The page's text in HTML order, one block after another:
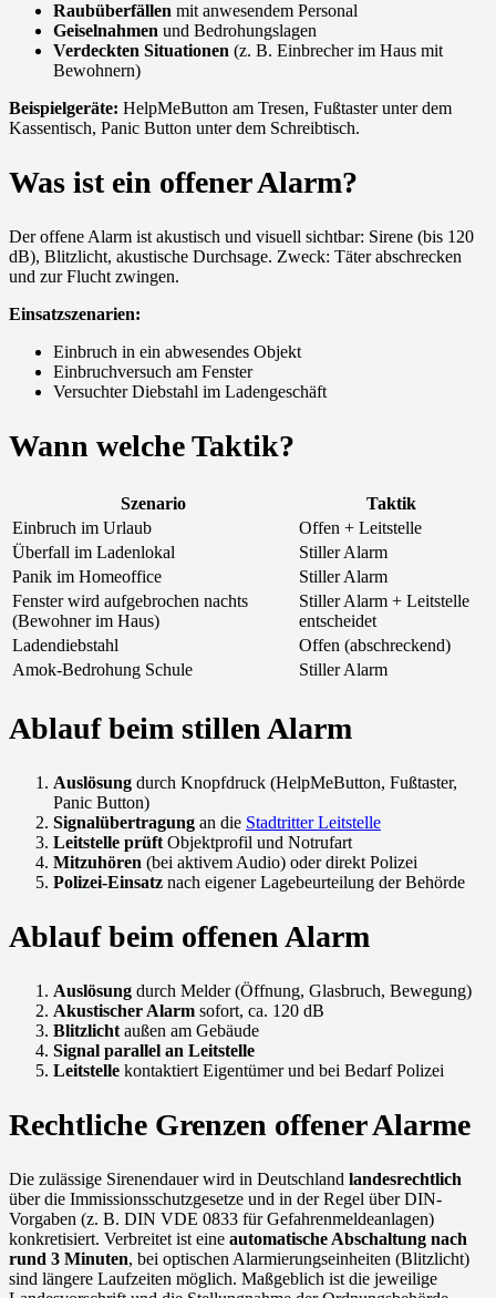
Raubüberfällen mit anwesendem Personal
Geiselnahmen und Bedrohungslagen
Verdeckten Situationen (z. B. Einbrecher im Haus mit
Bewohnern)
Beispielgeräte: HelpMeButton am Tresen, Fußtaster unter dem
Kassentisch, Panic Button unter dem Schreibtisch.
Was ist ein offener Alarm?
Der offene Alarm ist akustisch und visuell sichtbar: Sirene (bis 120
dB), Blitzlicht, akustische Durchsage. Zweck: Täter abschrecken
und zur Flucht zwingen.
Einsatzszenarien:
Einbruch in ein abwesendes Objekt
Einbruchversuch am Fenster
Versuchter Diebstahl im Ladengeschäft
Wann welche Taktik?
Szenario
Taktik
Einbruch im Urlaub
Offen + Leitstelle
Überfall im Ladenlokal
Stiller Alarm
Panik im Homeoffice
Stiller Alarm
Fenster wird aufgebrochen nachts
(Bewohner im Haus)
Stiller Alarm + Leitstelle
entscheidet
Ladendiebstahl
Offen (abschreckend)
Amok-Bedrohung Schule
Stiller Alarm
Ablauf beim stillen Alarm
Auslösung durch Knopfdruck (HelpMeButton, Fußtaster,
Panic Button)
Signalübertragung an die Stadtritter Leitstelle
Leitstelle prüft Objektprofil und Notrufart
Mitzuhören (bei aktivem Audio) oder direkt Polizei
Polizei-Einsatz nach eigener Lagebeurteilung der Behörde
Ablauf beim offenen Alarm
Auslösung durch Melder (Öffnung, Glasbruch, Bewegung)
Akustischer Alarm sofort, ca. 120 dB
Blitzlicht außen am Gebäude
Signal parallel an Leitstelle
Leitstelle kontaktiert Eigentümer und bei Bedarf Polizei
Rechtliche Grenzen offener Alarme
Die zulässige Sirenendauer wird in Deutschland landesrechtlich
über die Immissionsschutzgesetze und in der Regel über DIN-
Vorgaben (z. B. DIN VDE 0833 für Gefahrenmeldeanlagen)
konkretisiert. Verbreitet ist eine automatische Abschaltung nach
rund 3 Minuten, bei optischen Alarmierungseinheiten (Blitzlicht)
sind längere Laufzeiten möglich. Maßgeblich ist die jeweilige